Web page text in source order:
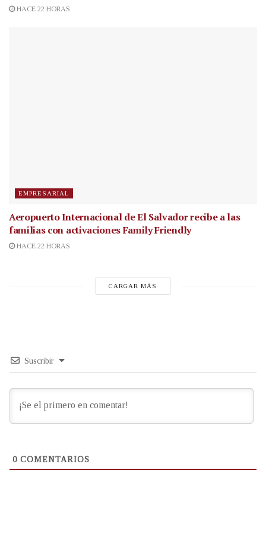
HACE 22 HORAS
EMPRESARIAL
Aeropuerto Internacional de El Salvador recibe a las
familias con activaciones Family Friendly
HACE 22 HORAS
CARGAR MÁS
Suscribir
0 COMENTARIOS